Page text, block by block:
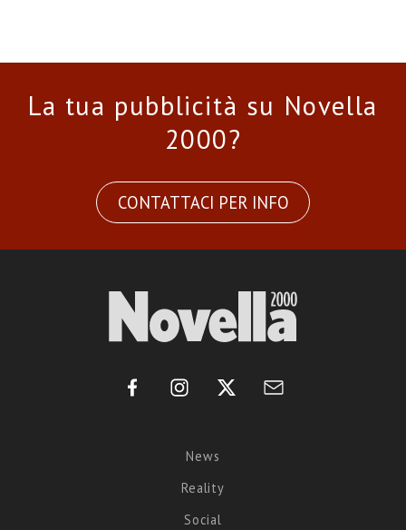
La tua pubblicità su Novella
2000?
CONTATTACI PER INFO
News
Reality
Social